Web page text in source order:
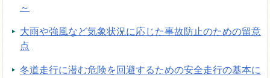
～
大雨や強風など気象状況に応じた事故防止のための留意
点
冬道走行に潜む危険を回避するための安全走行の基本に